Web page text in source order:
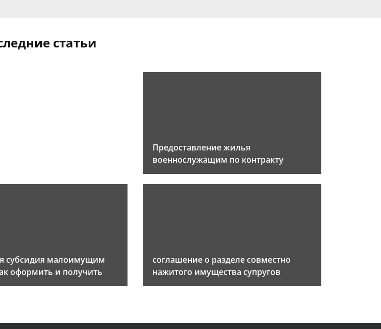
статьи
Предоставление жилья
военнослужащим по контракту
субсидия малоимущим
оформить и получить
соглашение о разделе совместно
нажитого имущества супругов